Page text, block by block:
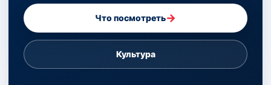
Что посмотреть→
Культура